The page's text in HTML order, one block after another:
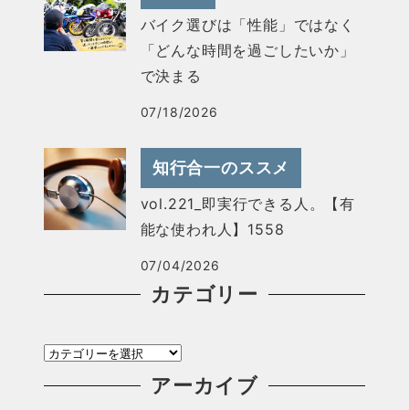
バイク選びは「性能」ではなく
「どんな時間を過ごしたいか」
で決まる
07/18/2026
知行合一のススメ
vol.221_即実行できる人。【有
能な使われ人】1558
07/04/2026
カテゴリー
カ
テ
アーカイブ